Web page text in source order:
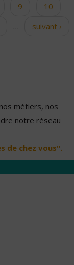
9
10
…
suivant ›
métiers, nos
notre réseau
de chez vous".